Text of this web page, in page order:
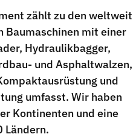
zählt zu den weltweit
Baumaschinen mit einer
Hydraulikbagger,
und Asphaltwalzen,
und
umfasst. Wir haben
Kontinenten und eine
Ländern.